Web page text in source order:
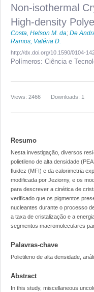
Non-isothermal
High-density
Costa, Helson M. da; De
Ramos, Valéria D.
http://dx.doi.org/10.1590/0104-
Polímeros: Ciência e
Downloads: 1
Views: 2466
Resumo
Nesta investigação, diversos
polietileno de alta densidade
fluidez (MFI) e da calorimetria
modificada por Jeziorny, e os
para descrever a cinética de
verificado que os pigmentos
nucleantes durante o processo
a taxa de cristalização e a
segmentos macromoleculares
Palavras-chave
Polietileno de alta densidade,
Abstract
In this study, miscellaneous